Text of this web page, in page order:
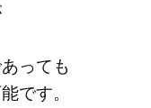
っても
です。